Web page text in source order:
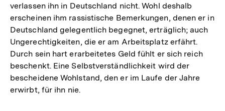
verlassen ihn in Deutschland nicht. Wohl deshalb
erscheinen ihm rassistische Bemerkungen, denen er in
Deutschland gelegentlich begegnet, erträglich; auch
Ungerechtigkeiten, die er am Arbeitsplatz erfährt.
Durch sein hart erarbeitetes Geld fühlt er sich reich
beschenkt. Eine Selbstverständlichkeit wird der
bescheidene Wohlstand, den er im Laufe der Jahre
erwirbt, für ihn nie.